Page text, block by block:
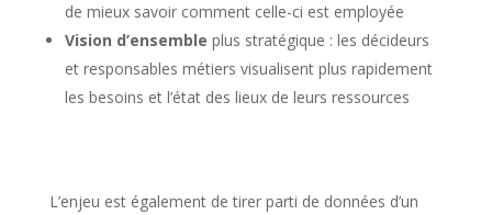
de mieux savoir comment celle-ci est employée
Vision d’ensemble plus stratégique : les décideurs
et responsables métiers visualisent plus rapidement
les besoins et l’état des lieux de leurs ressources
L’enjeu est également de tirer parti de données d’un